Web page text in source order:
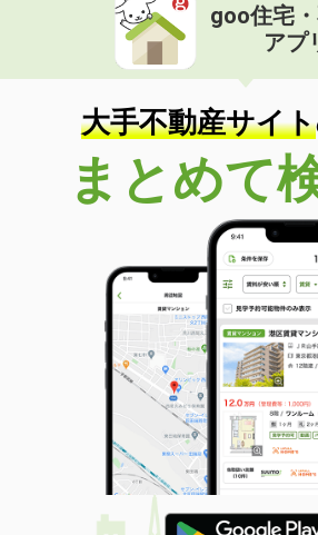
goo住宅
アプ
大手不動産サイト
まとめて